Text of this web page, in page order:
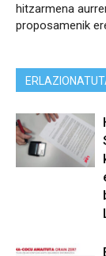
hitzarmena
proposamenik